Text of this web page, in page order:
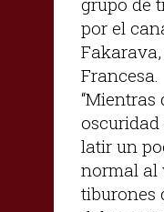
por el
Francesa.
“Mientras
latir un
normal al
tiburones